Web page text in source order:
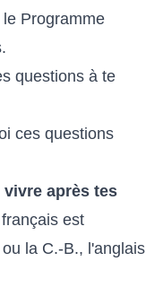
Programme
questions à te
ces questions
après tes
est
la C.-B., l'anglais